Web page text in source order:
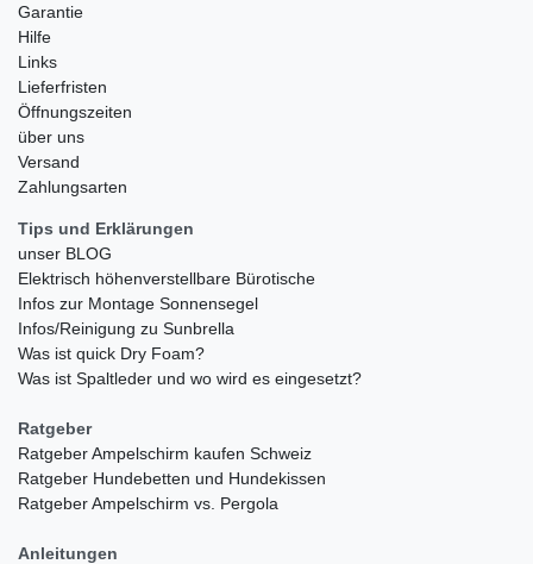
Garantie
Hilfe
Links
Lieferfristen
Öffnungszeiten
über uns
Versand
Zahlungsarten
Tips und Erklärungen
unser BLOG
Elektrisch höhenverstellbare Bürotische
Infos zur Montage Sonnensegel
Infos/Reinigung zu Sunbrella
Was ist quick Dry Foam?
Was ist Spaltleder und wo wird es eingesetzt?
Ratgeber
Ratgeber Ampelschirm kaufen Schweiz
Ratgeber Hundebetten und Hundekissen
Ratgeber Ampelschirm vs. Pergola
Anleitungen